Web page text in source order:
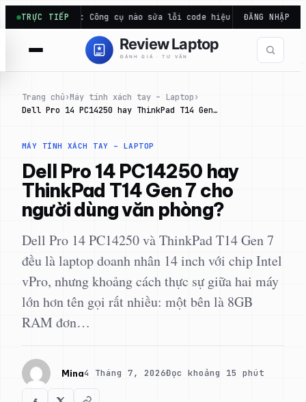
Chuyển
đến
phần
TRỰC TIẾP
Công cụ nào sửa lỗi code hiệu quả… Điểm Cinebench
ĐĂNG NHẬP
Trang chủ›Máy tính xách tay – Laptop›
Dell Pro 14 PC14250 hay ThinkPad T14 Gen…
MÁY TÍNH XÁCH TAY – LAPTOP
Dell Pro 14 PC14250 hay
ThinkPad T14 Gen 7 cho
người dùng văn phòng?
Dell Pro 14 PC14250 và ThinkPad T14 Gen 7
đều là laptop doanh nhân 14 inch với chip Intel
vPro, nhưng khoảng cách thực sự giữa hai máy
lớn hơn tên gọi rất nhiều: một bên là 8GB
RAM đơn…
Mina4 Tháng 7, 2026Đọc khoảng 15 phút